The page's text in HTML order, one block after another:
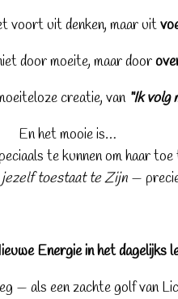
voort uit denken, maar uit
door moeite, maar door
creatie, van “Ik
En het mooie is…
te kunnen om haar
jezelf toestaat te Zijn—
Energie in het dagelijks
— als een zachte golf van